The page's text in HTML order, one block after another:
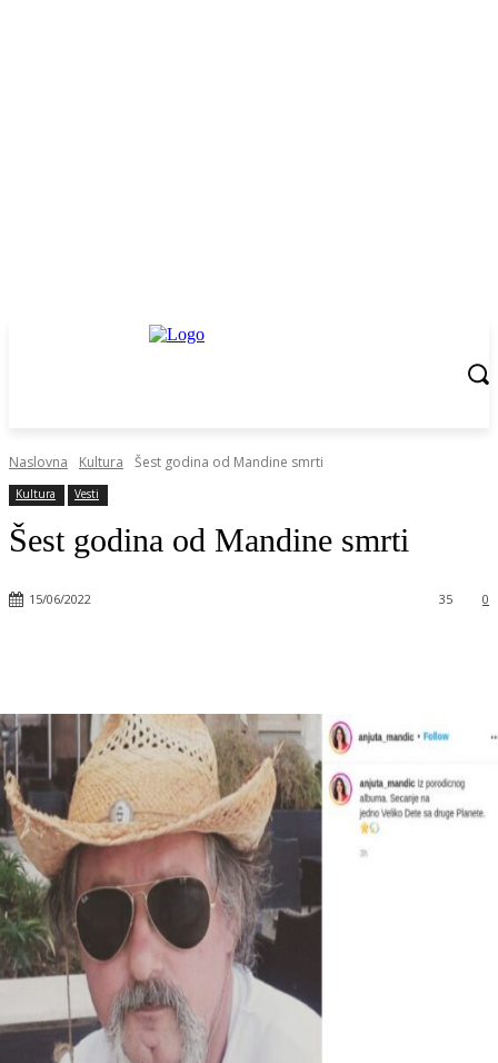
Naslovna Kultura Šest godina od Mandine smrti
Kultura Vesti
Šest godina od Mandine smrti
15/06/2022 0
35